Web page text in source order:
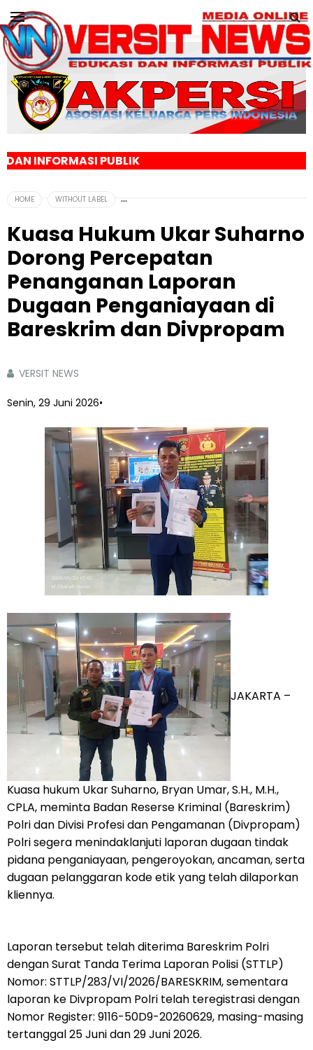
PUBLIK
HOME WITHOUT LABEL
Kuasa Hukum Ukar Suharno
Dorong Percepatan
Penanganan Laporan
Dugaan Penganiayaan di
Bareskrim dan Divpropam
VERSIT NEWS
Senin, 29 Juni 2026•
JAKARTA –
Kuasa hukum Ukar Suharno, Bryan Umar, S.H., M.H.,
CPLA, meminta Badan Reserse Kriminal (Bareskrim)
Polri dan Divisi Profesi dan Pengamanan (Divpropam)
Polri segera menindaklanjuti laporan dugaan tindak
pidana penganiayaan, pengeroyokan, ancaman, serta
dugaan pelanggaran kode etik yang telah dilaporkan
kliennya.
Laporan tersebut telah diterima Bareskrim Polri
dengan Surat Tanda Terima Laporan Polisi (STTLP)
Nomor: STTLP/283/VI/2026/BARESKRIM, sementara
laporan ke Divpropam Polri telah teregistrasi dengan
Nomor Register: 9116-50D9-20260629, masing-masing
tertanggal 25 Juni dan 29 Juni 2026.